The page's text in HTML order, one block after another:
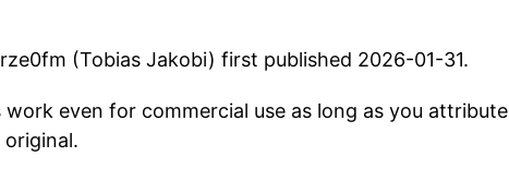
(Tobias Jakobi) first published 2026-01-31.
even for commercial use as long as you attribute